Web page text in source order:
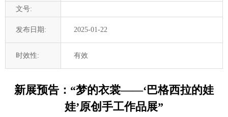
文号:
发布日期: 2025-01-22
时效性: 有效
新展预告：“梦的衣裳——‘巴格西拉的娃
娃’原创手工作品展”